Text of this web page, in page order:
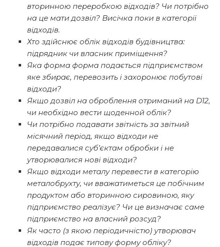
вторинною переробкою відходів? Чи потрібно
на це мати дозвіл? Висічка поки в категорії
відходів.
Хто здійснює облік відходів будівництва:
підрядник чи власник приміщення?
Яка форма форма подається підприємством
яке збирає, перевозить і захоронює побутові
відходи?
Якщо дозвіл на оброблення отриманий на D12,
чи необхідно вести щоденной облік?
Чи потрібно подавати звітність за звітний
місячний період, якщо відходи не
передавалися суб’єктам обробки і не
утворювалися нові відходи?
Якщо відходи металу перевести в категорію
металобрухту, чи вважатиметься це побічним
продуктом або вторинною сировиною, яку
підприємство реалізує? Чи це визначає саме
підприємство на власний розсуд?
Як часто (з якою періодичністю) утворювач
відходів подає типову форму обліку?